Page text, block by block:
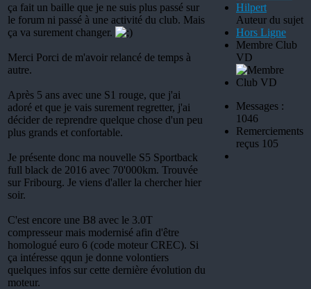
ça fait un baille que je ne suis plus passé sur
le forum ni passé à une activité du club. Mais
ça va surement changer.
Merci Porci de m'avoir relancé de temps à
autre.
Après 5 ans avec une S1 rouge, que j'ai
adoré et que je vais surement regretter, j'ai
décider de reprendre quelque chose d'un peu
plus grands et confortable.
Je présente donc ma nouvelle S5 Sportback
full black de 2016 avec 70'000km. Trouvée
sur Fribourg. Je viens d'aller la chercher hier
soir.
C'est encore une B8 avec le 3.0T
compresseur mais modernisé afin d'être
homologué euro 6 (code moteur CREC). Si
ça intéresse qqun je donne volontiers
quelques infos sur cette dernière évolution du
moteur.
Auteur du sujet
Hors Ligne
Membre Club
VD
Messages :
1046
Remerciements
reçus 105